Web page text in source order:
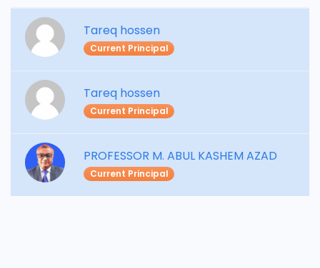
Tareq hossen
Current Principal
Tareq hossen
Current Principal
PROFESSOR M. ABUL KASHEM AZAD
Current Principal